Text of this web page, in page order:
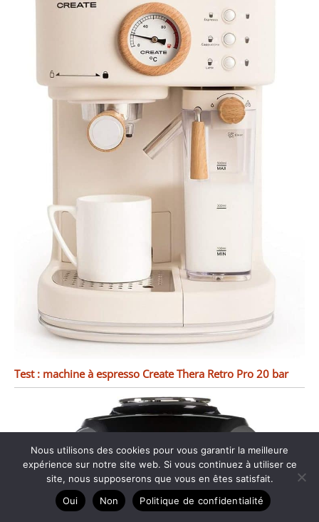
Test : machine à espresso Create Thera Retro Pro 20 bar
Nous utilisons des cookies pour vous garantir la meilleure
expérience sur notre site web. Si vous continuez à utiliser ce
site, nous supposerons que vous en êtes satisfait.
Oui
Non Politique de confidentialité